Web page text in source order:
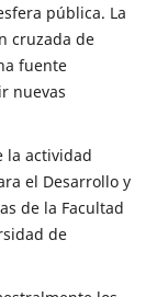
pública. La
cruzada de
fuente
nuevas
la actividad
el Desarrollo y
de la Facultad
de